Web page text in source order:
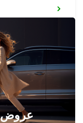
عروض